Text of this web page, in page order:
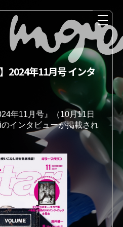
MEDIA
DISCOGRAPHY
2024年11月号 インタ
年11月号』（10月11日
のインタビューが掲載され